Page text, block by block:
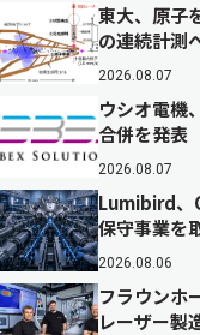
東大、原子
の連続計測
2026.08.07
ウシオ電機
合併を発表
2026.08.07
Lumibird、
保守事業を
2026.08.06
フラウンホ
レーザー製